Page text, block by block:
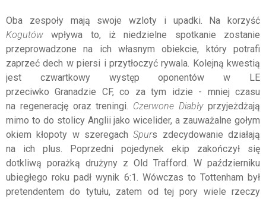
Oba zespoły mają swoje wzloty i upadki. Na korzyść
Kogutówwpływa to, iż niedzielne spotkanie zostanie
przeprowadzone na ich własnym obiekcie, który potrafi
zaprzeć dech w piersi i przytłoczyć rywala. Kolejną kwestią
jest czwartkowy występ oponentów w LE
przeciwko Granadzie CF, co za tym idzie - mniej czasu
na regenerację oraz treningi. Czerwone Diabłyprzyjeżdżają
mimo to do stolicy Anglii jako wicelider, a zauważalne gołym
okiem kłopoty w szeregachSpurs zdecydowanie działają
na ich plus. Poprzedni pojedynek ekip zakończył się
dotkliwą porażką drużyny z Old Trafford. W październiku
ubiegłego roku padł wynik 6:1. Wówczas to Tottenham był
pretendentem do tytułu, zatem od tej pory wiele rzeczy